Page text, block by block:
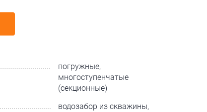
погружные,
многоступенчатые
(секционные)
водозабор из скважины,